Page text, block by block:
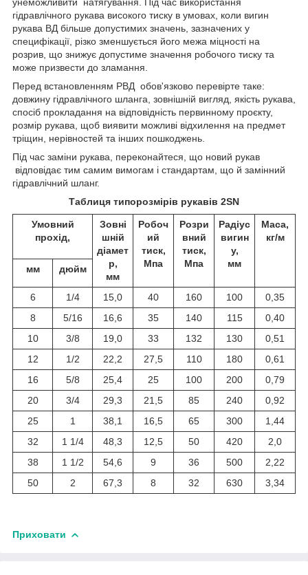
гідравлічного рукава високого тиску в умовах, коли вигин
рукава ВД більше допустимих значень, зазначених у
специфікації, різко зменшується його межа міцності на
розрив, що знижує допустиме значення робочого тиску та
може призвести до зламання.
Перед встановленням РВД обов'язково перевірте таке:
довжину гідравлічного шланга, зовнішній вигляд, якість рукава,
спосіб прокладання на відповідність первинному проєкту,
розмір рукава, щоб виявити можливі відхилення на предмет
тріщин, нерівностей та інших пошкоджень.
Під час заміни рукава, переконайтеся, що новий рукав
відповідає тим самим вимогам і стандартам, що й замінний
гідравлічний шланг.
Таблиця типорозмірів рукавів 2SN
Умовний
прохід,
Зовні
шній
діамет
р,
мм
Робоч
ий
тиск,
Мпа
Розри
вний
тиск,
Мпа
Радіус
вигин
у,
мм
Маса,
кг/м
мм дюйм
6 1/4 15,0 40 160 100
0,35
8
5/16 16,6 35 140 115
0,40
10
3/8 19,0 33 132 130
0,51
12
1/2 22,2 27,5 110 180
0,61
16
5/8 25,4 25 100 200
0,79
20
3/4 29,3 21,5 85 240
0,92
25
1 38,1 16,5 65 300
1,44
32
1 1/4 48,3 12,5 50 420
2,0
38
1 1/2 54,6 9 36 500
2,22
50
2 67,3 8 32 630 3,34
Приховати